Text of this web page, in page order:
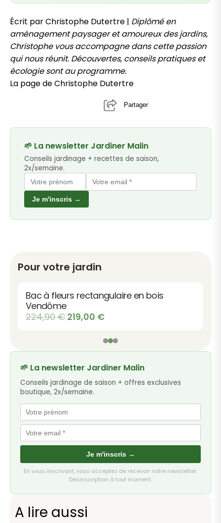
Écrit par Christophe Dutertre | Diplômé en
aménagement paysager et amoureux des jardins,
Christophe vous accompagne dans cette passion
qui nous réunit. Découvertes, conseils pratiques et
écologie sont au programme.
La page de Christophe Dutertre
Partager
🌱 La newsletter Jardiner Malin
Conseils jardinage + recettes de saison,
2x/semaine.
Je m'inscris →
Pour votre jardin
Bac à fleurs rectangulaire en bois
Vendôme
224,90€ Le
était :
224,90 €.
219,00 €Le
actuel
est :
219,00 €.
🌱 La newsletter Jardiner Malin
Conseils jardinage de saison + offres exclusives
boutique, 2x/semaine.
Je m'inscris →
En vous inscrivant, vous acceptez de recevoir notre newsletter.
Désinscription à tout moment.
A lire aussi